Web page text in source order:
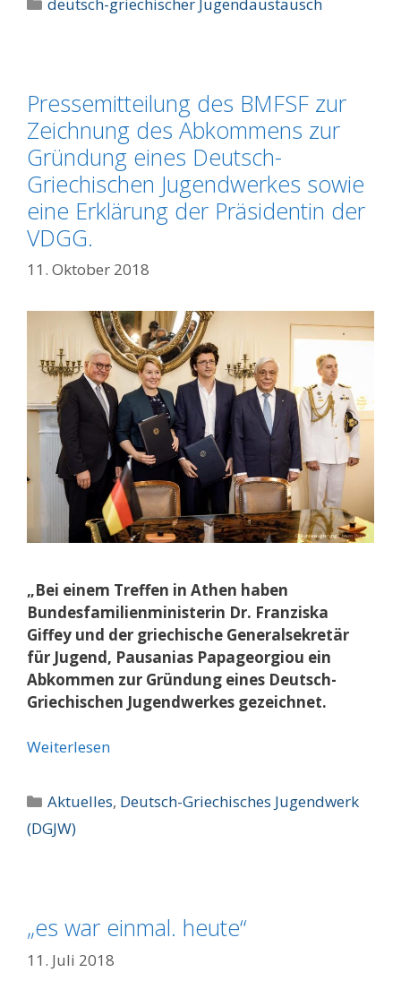
Pressemitteilung des BMFSF zur
Zeichnung des Abkommens zur
Gründung eines Deutsch-
Griechischen Jugendwerkes sowie
eine Erklärung der Präsidentin der
VDGG.
11. Oktober 2018
„Bei einem Treffen in Athen haben
Bundesfamilienministerin Dr. Franziska
Giffey und der griechische Generalsekretär
für Jugend, Pausanias Papageorgiou ein
Abkommen zur Gründung eines Deutsch-
Griechischen Jugendwerkes gezeichnet.
Weiterlesen
Kategorien
Aktuelles, Deutsch-Griechisches Jugendwerk
(DGJW)
„es war einmal. heute“
11. Juli 2018